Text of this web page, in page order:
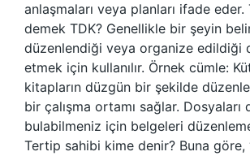
anlaşmaları veya planları ifade
demek TDK? Genellikle bir şeyin
düzenlendiği veya organize edildiği
etmek için kullanılır. Örnek cümle:
kitapların düzgün bir şekilde
bir çalışma ortamı sağlar. Dosyaları
bulabilmeniz için belgeleri
Tertip sahibi kime denir? Buna göre,